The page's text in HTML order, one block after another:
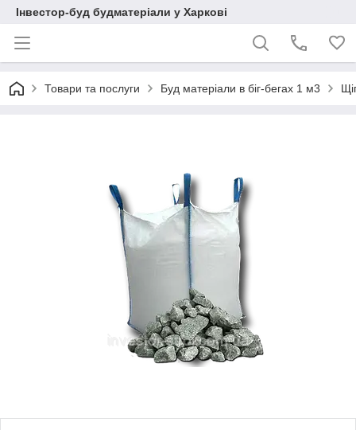
Інвестор-буд будматеріали у Харкові
Товари та послуги Буд матеріали в біг-бегах 1 м3